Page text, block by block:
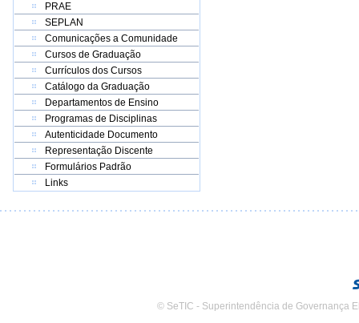
PRAE
SEPLAN
Comunicações a Comunidade
Cursos de Graduação
Currículos dos Cursos
Catálogo da Graduação
Departamentos de Ensino
Programas de Disciplinas
Autenticidade Documento
Representação Discente
Formulários Padrão
Links
© SeTIC - Superintendência de Governança